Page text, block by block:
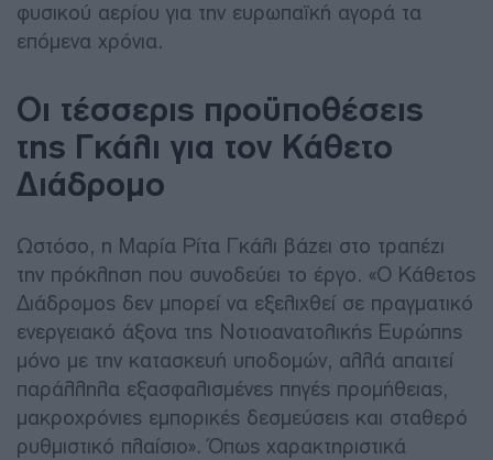
φυσικού αερίου για την ευρωπαϊκή αγορά τα
επόμενα χρόνια.
Οι τέσσερις προϋποθέσεις
της Γκάλι για τον Κάθετο
Διάδρομο
Ωστόσο, η Μαρία Ρίτα Γκάλι βάζει στο τραπέζι
την πρόκληση που συνοδεύει το έργο. «Ο Κάθετος
Διάδρομος δεν μπορεί να εξελιχθεί σε πραγματικό
ενεργειακό άξονα της Νοτιοανατολικής Ευρώπης
μόνο με την κατασκευή υποδομών, αλλά απαιτεί
παράλληλα εξασφαλισμένες πηγές προμήθειας,
μακροχρόνιες εμπορικές δεσμεύσεις και σταθερό
ρυθμιστικό πλαίσιο». Όπως χαρακτηριστικά